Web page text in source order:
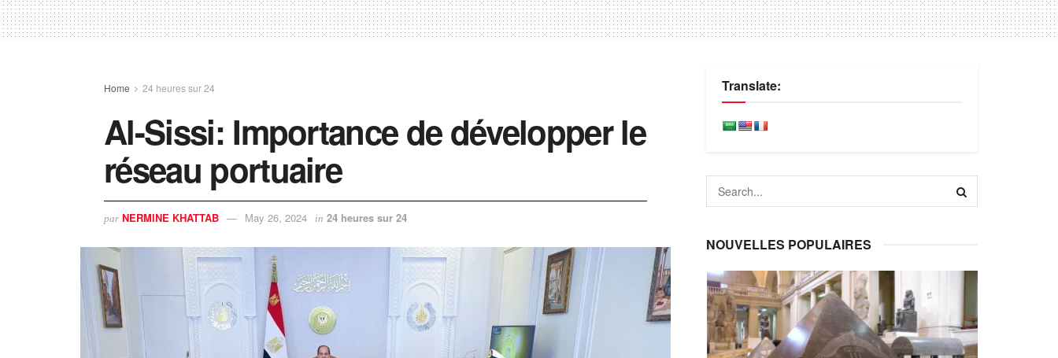
Home 24 heures sur 24
Al-Sissi: Importance de développer le
réseau portuaire
par NERMINE KHATTAB May 26, 2024 in 24 heures sur 24
Translate:
NOUVELLES POPULAIRES